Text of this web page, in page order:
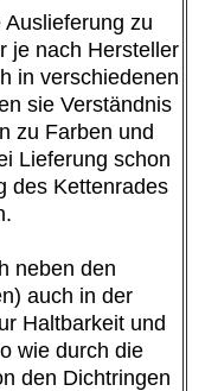
zu
je nach Hersteller
in verschiedenen
sie Verständnis
zu Farben und
Lieferung schon
des Kettenrades
neben den
auch in der
Haltbarkeit und
wie durch die
den Dichtringen